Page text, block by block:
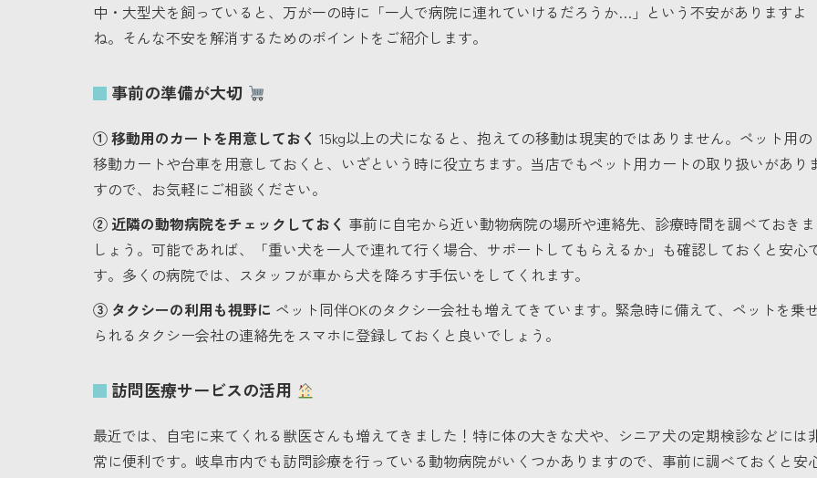
中・大型犬を飼っていると、万が一の時に「一人で病院に連れていけるだろうか…」という不安がありますよ
ね。そんな不安を解消するためのポイントをご紹介します。
事前の準備が大切
① 移動用のカートを用意しておく 15kg以上の犬になると、抱えての移動は現実的ではありません。ペット用の
移動カートや台車を用意しておくと、いざという時に役立ちます。当店でもペット用カートの取り扱いがあり
すので、お気軽にご相談ください。
② 近隣の動物病院をチェックしておく 事前に自宅から近い動物病院の場所や連絡先、診療時間を調べておきま
しょう。可能であれば、「重い犬を一人で連れて行く場合、サポートしてもらえるか」も確認しておくと安心
す。多くの病院では、スタッフが車から犬を降ろす手伝いをしてくれます。
③ タクシーの利用も視野に ペット同伴OKのタクシー会社も増えてきています。緊急時に備えて、ペットを乗
られるタクシー会社の連絡先をスマホに登録しておくと良いでしょう。
訪問医療サービスの活用
最近では、自宅に来てくれる獣医さんも増えてきました！特に体の大きな犬や、シニア犬の定期検診などには
常に便利です。岐阜市内でも訪問診療を行っている動物病院がいくつかありますので、事前に調べておくと安